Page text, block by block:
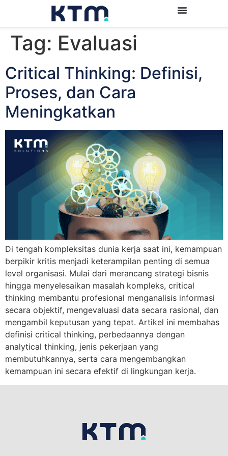
Tag: Evaluasi
Critical Thinking: Definisi,
Proses, dan Cara
Meningkatkan
Di tengah kompleksitas dunia kerja saat ini, kemampuan
berpikir kritis menjadi keterampilan penting di semua
level organisasi. Mulai dari merancang strategi bisnis
hingga menyelesaikan masalah kompleks, critical
thinking membantu profesional menganalisis informasi
secara objektif, mengevaluasi data secara rasional, dan
mengambil keputusan yang tepat. Artikel ini membahas
definisi critical thinking, perbedaannya dengan
analytical thinking, jenis pekerjaan yang
membutuhkannya, serta cara mengembangkan
kemampuan ini secara efektif di lingkungan kerja.